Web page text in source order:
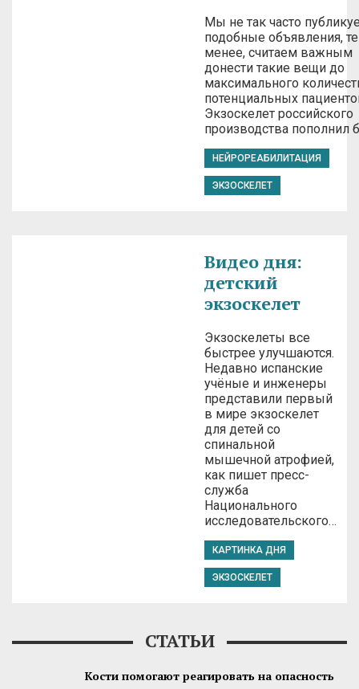
Мы не так часто
подобные объявления,
менее, считаем важным
донести такие вещи до
максимального
потенциальных
Экзоскелет российского
производства пополнил
НЕЙРОРЕАБИЛИТАЦИЯ
ЭКЗОСКЕЛЕТ
Видео дня:
детский
экзоскелет
Экзоскелеты все
быстрее улучшаются.
Недавно испанские
учёные и инженеры
представили первый
в мире экзоскелет
для детей со
спинальной
мышечной атрофией,
как пишет пресс-
служба
Национального
исследовательского…
КАРТИНКА ДНЯ
ЭКЗОСКЕЛЕТ
СТАТЬИ
Кости помогают реагировать на опасность